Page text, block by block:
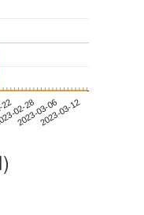
02-28
2023-03-062023-03-12